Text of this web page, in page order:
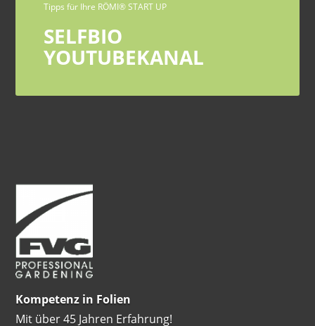
Tipps für Ihre RÖMI® START UP
SELFBIO
YOUTUBEKANAL
Kompetenz in Folien
Mit über 45 Jahren Erfahrung!